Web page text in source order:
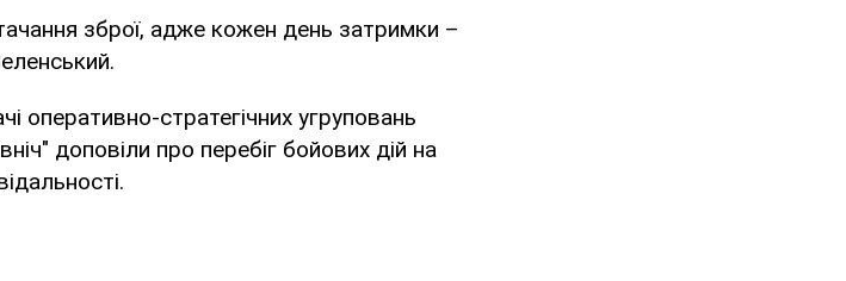
зброї, адже кожен день затримки –
оперативно-стратегічних угруповань
доповіли про перебіг бойових дій на